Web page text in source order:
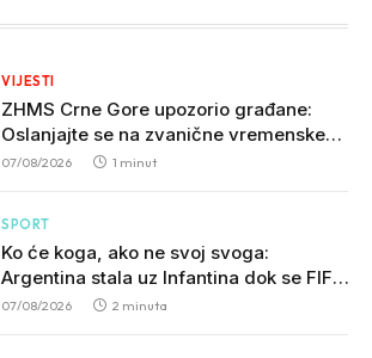
VIJESTI
ZHMS Crne Gore upozorio građane:
Oslanjajte se na zvanične vremenske
prognoze
07/08/2026 1 minut
SPORT
Ko će koga, ako ne svoj svoga:
Argentina stala uz Infantina dok se FIFA
suočava sa kritikama
07/08/2026 2 minuta